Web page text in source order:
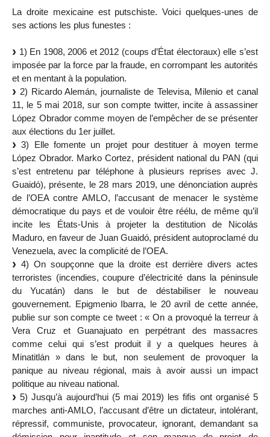
La droite mexicaine est putschiste. Voici quelques-unes de
ses actions les plus funestes :
1) En 1908, 2006 et 2012 (coups d’État électoraux) elle s’est
imposée par la force par la fraude, en corrompant les autorités
et en mentant à la population.
2) Ricardo Alemán, journaliste de Televisa, Milenio et canal
11, le 5 mai 2018, sur son compte twitter, incite à assassiner
López Obrador comme moyen de l’empêcher de se présenter
aux élections du 1er juillet.
3) Elle fomente un projet pour destituer à moyen terme
López Obrador. Marko Cortez, président national du PAN (qui
s’est entretenu par téléphone à plusieurs reprises avec J.
Guaidó), présente, le 28 mars 2019, une dénonciation auprès
de l’OEA contre AMLO, l’accusant de menacer le système
démocratique du pays et de vouloir être réélu, de même qu’il
incite les États-Unis à projeter la destitution de Nicolás
Maduro, en faveur de Juan Guaidó, président autoproclamé du
Venezuela, avec la complicité de l’OEA.
4) On soupçonne que la droite est derrière divers actes
terroristes (incendies, coupure d’électricité dans la péninsule
du Yucatán) dans le but de déstabiliser le nouveau
gouvernement. Epigmenio Ibarra, le 20 avril de cette année,
publie sur son compte ce tweet : « On a provoqué la terreur à
Vera Cruz et Guanajuato en perpétrant des massacres
comme celui qui s’est produit il y a quelques heures à
Minatitlán » dans le but, non seulement de provoquer la
panique au niveau régional, mais à avoir aussi un impact
politique au niveau national.
5) Jusqu’à aujourd’hui (5 mai 2019) les fifis ont organisé 5
marches anti-AMLO, l’accusant d’être un dictateur, intolérant,
répressif, communiste, provocateur, ignorant, demandant sa